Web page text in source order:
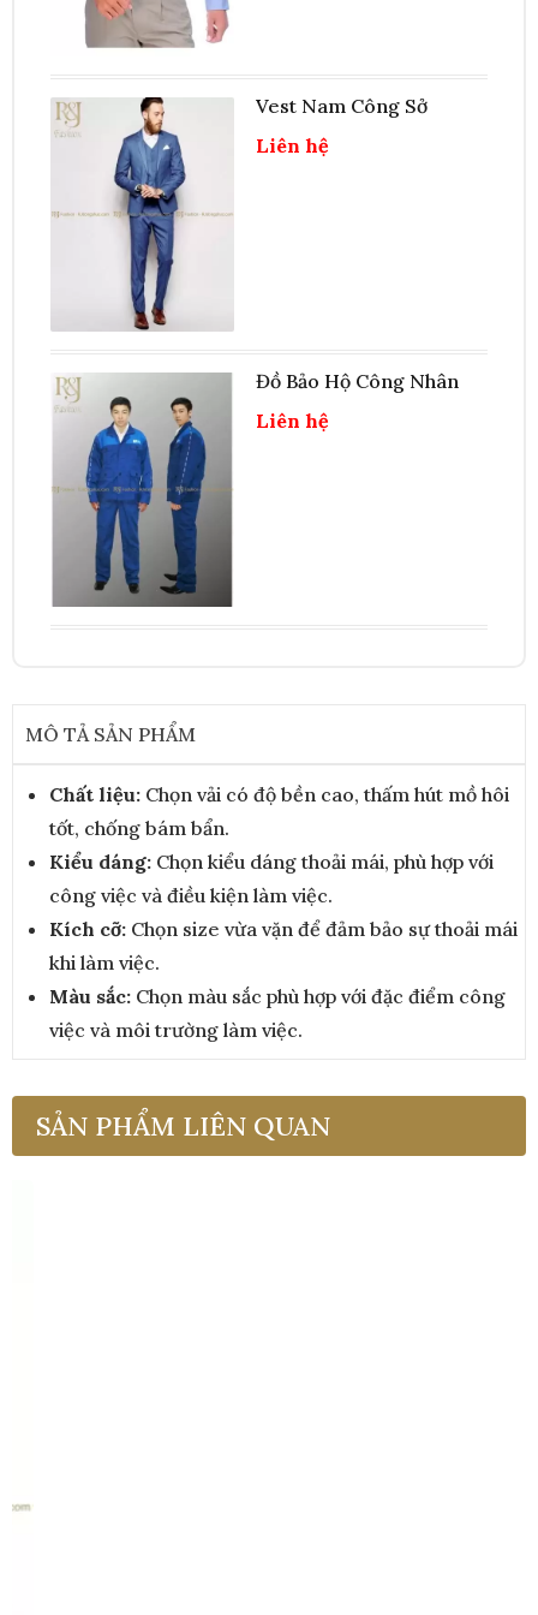
Vest Nam Công Sở
Liên hệ
Đồ Bảo Hộ Công Nhân
Liên hệ
MÔ TẢ SẢN PHẨM
Chất liệu: Chọn vải có độ bền cao, thấm hút mồ hôi
tốt, chống bám bẩn.
Kiểu dáng: Chọn kiểu dáng thoải mái, phù hợp với
công việc và điều kiện làm việc.
Kích cỡ: Chọn size vừa vặn để đảm bảo sự thoải mái
khi làm việc.
Màu sắc: Chọn màu sắc phù hợp với đặc điểm công
việc và môi trường làm việc.
SẢN PHẨM LIÊN QUAN